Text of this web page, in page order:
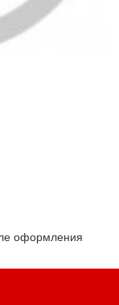
оформления